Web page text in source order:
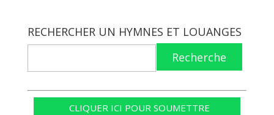
RECHERCHER UN HYMNES ET LOUANGES
Recherche
CLIQUER ICI POUR SOUMETTRE